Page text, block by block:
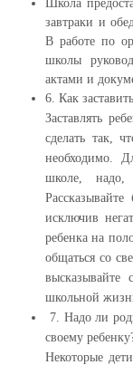
Школа
завтраки и
В работе по
школы
актами и
6. Как
Заставлять
сделать так,
необходимо.
школе,
исключив
ребенка на
общаться со
школьной
7. Надо ли
своему
Некоторые